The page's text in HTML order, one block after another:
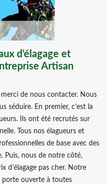
d’élagage et
Artisan
merci de nous contacter. Nous
séduire. En premier, c’est la
Ils ont été recrutés sur
Tous nos élagueurs et
de base avec des
Puis, nous de notre côté,
d’élagage pas cher. Notre
porte ouverte à toutes